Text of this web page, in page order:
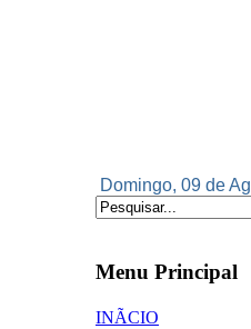
Domingo, 09 de
Menu Principal
INÃCIO